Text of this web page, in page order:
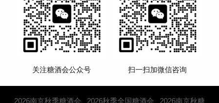
关注糖酒会公众号 扫一扫加微信咨询
2026南京秋季糖酒会 2026秋季全国糖酒会 2026南京秋糖